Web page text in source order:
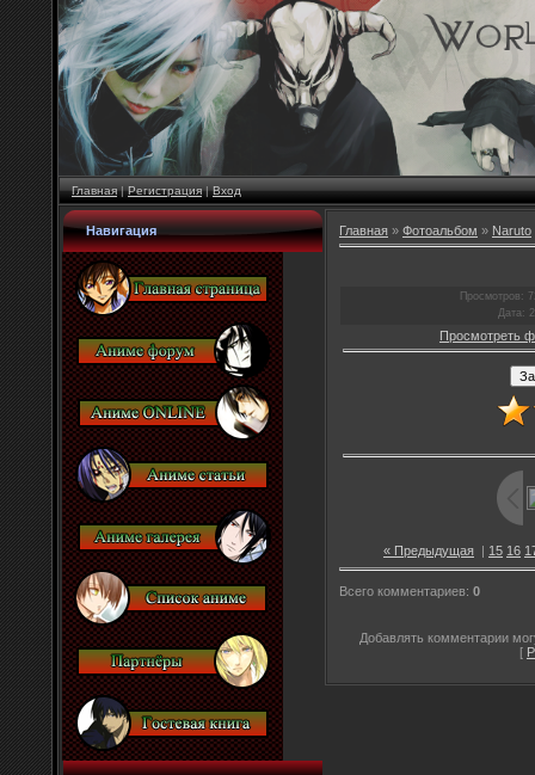
Главная|Регистрация|Вход
Навигация Главная » Фотоальбом » Naruto
Просмотров :
Дата :
Просмотреть
« Предыдущая | 15 16
Всего комментариев: 0
Добавлять комментарии
[